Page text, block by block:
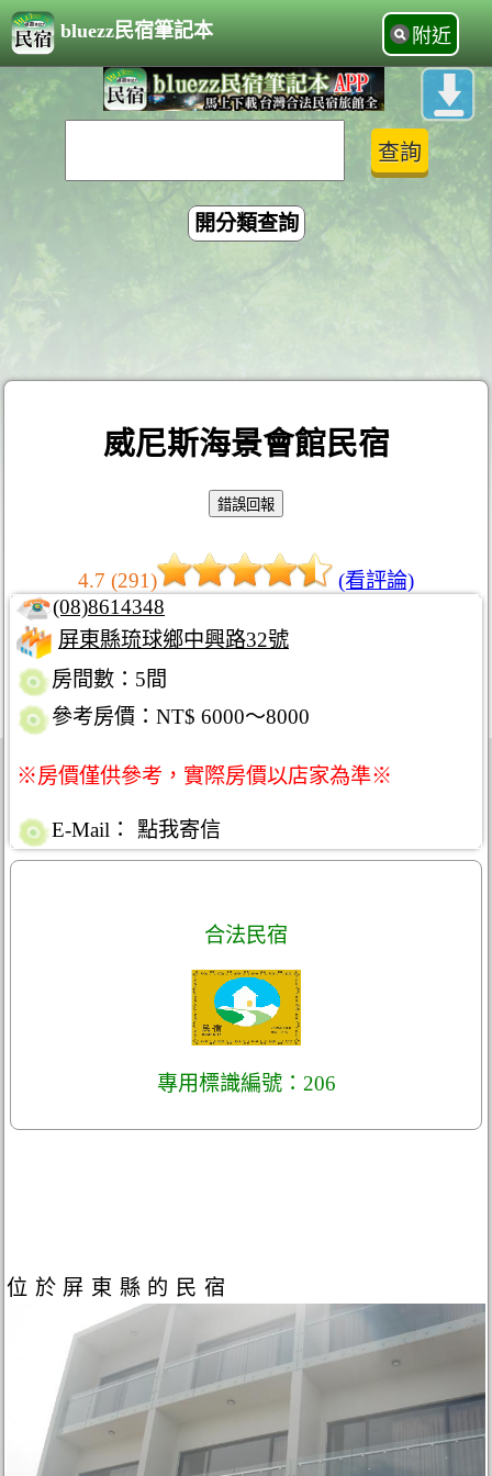
bluezz民宿筆記本 附近
開分類查詢
威尼斯海景會館民宿
4.7 (291)
(看評論)
(08)8614348
屏東縣琉球鄉中興路32號
房間數：5間
參考房價：NT$ 6000～8000
※房價僅供參考，實際房價以店家為準※
E-Mail： 點我寄信
合法民宿
專用標識編號：206
位於屏東縣的民宿